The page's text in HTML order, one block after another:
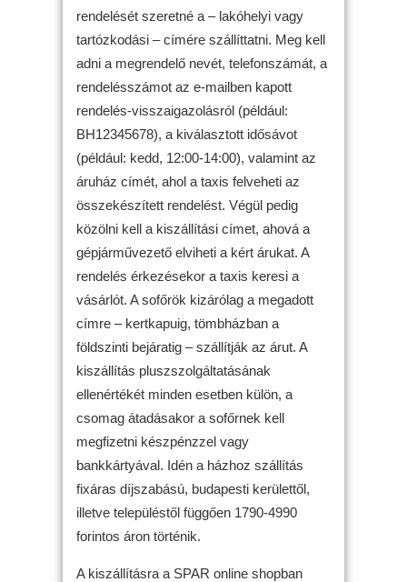
rendelését szeretné a – lakóhelyi vagy
tartózkodási – címére szállíttatni. Meg kell
adni a megrendelő nevét, telefonszámát, a
rendelésszámot az e-mailben kapott
rendelés-visszaigazolásról (például:
BH12345678), a kiválasztott idősávot
(például: kedd, 12:00-14:00), valamint az
áruház címét, ahol a taxis felveheti az
összekészített rendelést. Végül pedig
közölni kell a kiszállítási címet, ahová a
gépjárművezető elviheti a kért árukat. A
rendelés érkezésekor a taxis keresi a
vásárlót. A sofőrök kizárólag a megadott
címre – kertkapuig, tömbházban a
földszinti bejáratig – szállítják az árut. A
kiszállítás pluszszolgáltatásának
ellenértékét minden esetben külön, a
csomag átadásakor a sofőrnek kell
megfizetni készpénzzel vagy
bankkártyával. Idén a házhoz szállítás
fixáras díjszabású, budapesti kerülettől,
illetve településtől függően 1790-4990
forintos áron történik.
A kiszállításra a SPAR online shopban